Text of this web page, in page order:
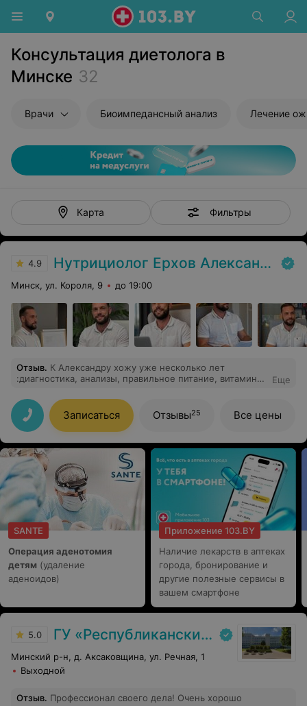
Консультация диетолога в
Минске 32
Врачи Биоимпедансный анализ Лечение
Карта Фильтры
4.9 Нутрициолог Ерхов Александр
Минск, ул. Короля, 9 до 19:00
Отзыв. К Александру хожу уже несколько лет
:диагностика, анализы, правильное питание, витамины
на глазах. Очень позитивный человек.
Еще
Записаться Отзывы25 Все цены
SANTE
Операция аденотомия
детям (удаление
аденоидов)
Приложение 103.BY
Наличие лекарств в аптеках
города, бронирование и
другие полезные сервисы в
вашем смартфоне
5.0 ГУ «Республиканский научно-практический центр медицинской экспертизы и реабилитаци»
Минский р-н, д. Аксаковщина, ул. Речная, 1
Выходной
Отзыв. Профессионал своего дела! Очень хорошо